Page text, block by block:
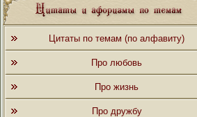
Цитаты по темам (по алфавиту)
Про любовь
Про жизнь
Про дружбу